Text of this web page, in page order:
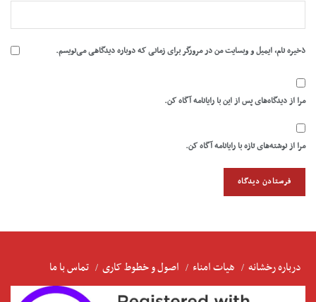
ذخیره نام، ایمیل و وبسایت من در مرورگر برای زمانی که دوباره دیدگاهی می‌نویسم.
مرا از دیدگاه‌های پس از این با رایانامه آگاه کن.
مرا از نوشته‌های تازه با رایانامه آگاه کن.
درباره رخشانه هیات امناء اصول و خطوط کاری تماس با ما